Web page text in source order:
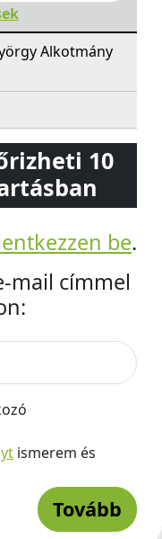
Alkotmány
10
be.
mail címmel
ismerem és
Tovább